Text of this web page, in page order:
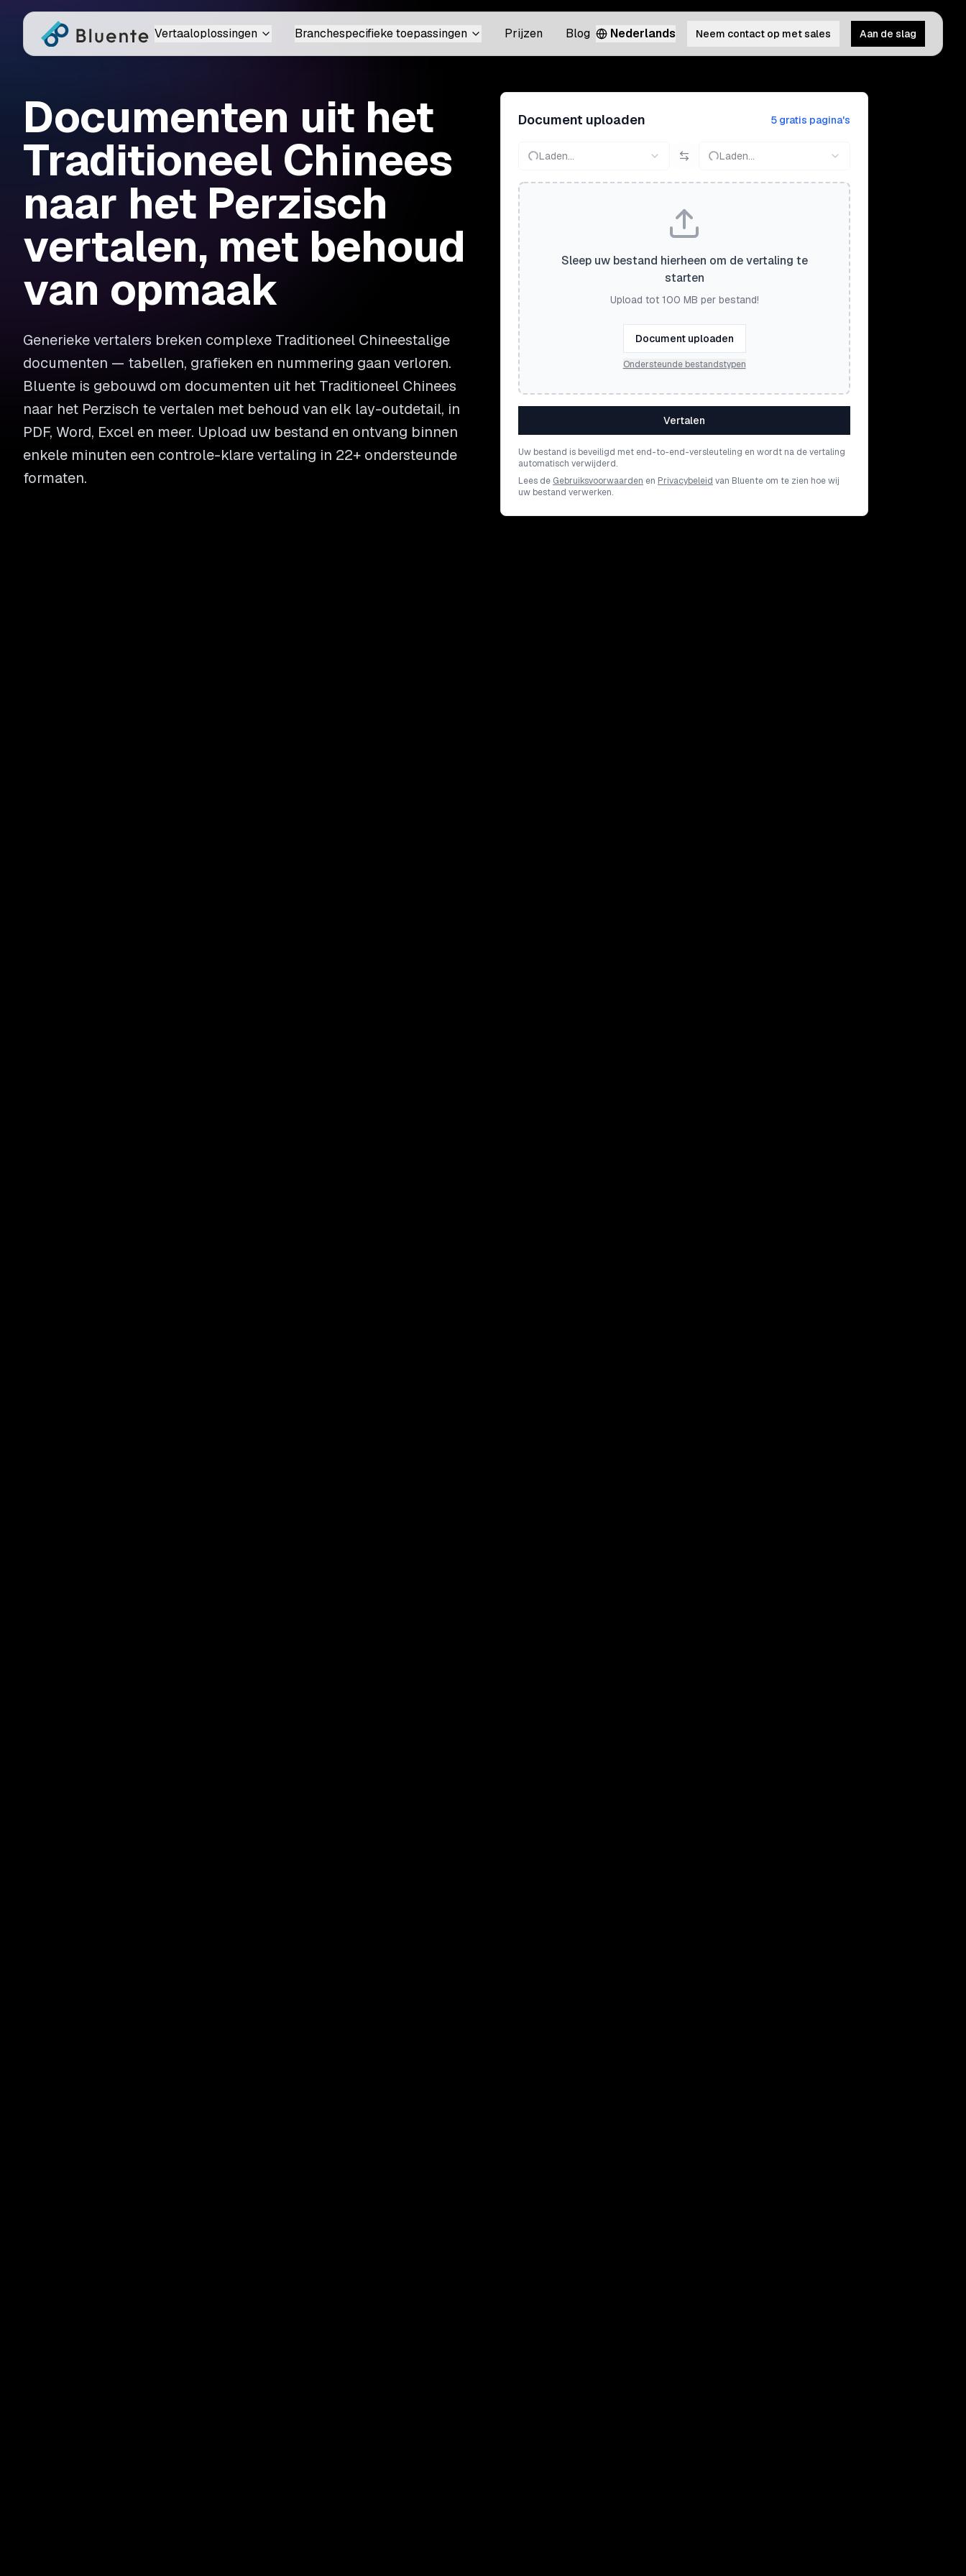
Vertaaloplossingen Branchespecifieke toepassingen Prijzen Blog Nederlands Neem contact op met sales Aan de slag
Documenten uit het
Traditioneel Chinees
naar het Perzisch
vertalen, met behoud
van opmaak
Generieke vertalers breken complexe Traditioneel Chineestalige
documenten — tabellen, grafieken en nummering gaan verloren.
Bluente is gebouwd om documenten uit het Traditioneel Chinees
naar het Perzisch te vertalen met behoud van elk lay-outdetail, in
PDF, Word, Excel en meer. Upload uw bestand en ontvang binnen
enkele minuten een controle-klare vertaling in 22+ ondersteunde
formaten.
Document uploaden 5 gratis pagina's
Laden... Laden...
Sleep uw bestand hierheen om de vertaling te
starten
Upload tot 100 MB per bestand!
Document uploaden
Ondersteunde bestandstypen
Vertalen
Uw bestand is beveiligd met end-to-end-versleuteling en wordt na de vertaling
automatisch verwijderd.
Lees de Gebruiksvoorwaarden en Privacybeleid van Bluente om te zien hoe wij
uw bestand verwerken.